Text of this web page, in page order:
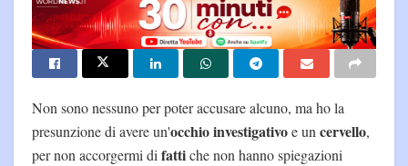
Non sono nessuno per poter accusare alcuno, ma ho la
presunzione di avere un'occhio investigativoe un cervello,
per non accorgermi di fattiche non hanno spiegazioni